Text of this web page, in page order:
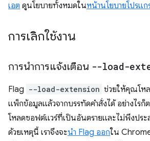
เอต ดูนโยบายทั้งหมดในหน้านโยบายโปรแก
การเลิกใช้งาน
การนำการแจ้งเตือน --load-
Flag --load-extension ช่วยให้คุณโห
แพ็กข้อมูลแล้วจากบรรทัดคำสั่งได้ อย่างไรก็
โหลดซอฟต์แวร์ที่เป็นอันตรายและไม่พึงประ
ด้วยเหตุนี้ เราจึงจะนำ Flag ออกใน